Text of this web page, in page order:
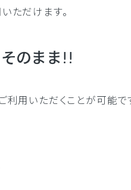
ただけます。
のまま!!
利用いただくことが可能